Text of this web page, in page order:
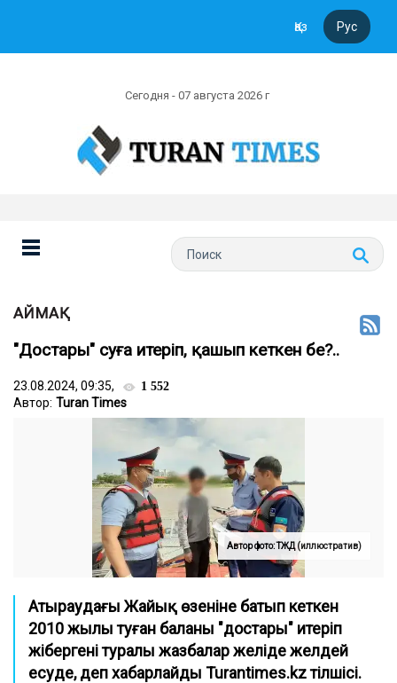
Қаз Рус
Сегодня - 07 августа 2026 г
АЙМАҚ
"Достары" суға итеріп, қашып кеткен бе?..
23.08.2024, 09:35, 1 552
Автор: Turan Times
Автор фото: ТЖД (иллюстратив)
Атыраудағы Жайық өзеніне батып кеткен
2010 жылы туған баланы "достары" итеріп
жібергені туралы жазбалар желіде желдей
есуде, деп хабарлайды Turantimes.kz тілшісі.